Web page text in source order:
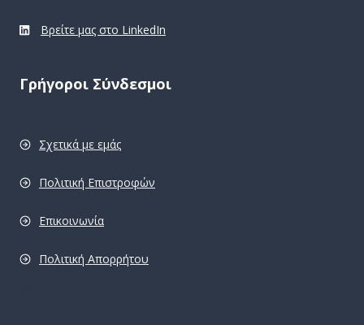
Βρείτε μας στο LinkedIn
Γρήγοροι Σύνδεσμοι
Σχετικά με εμάς
Πολιτική Επιστροφών
Επικοινωνία
Πολιτική Απορρήτου